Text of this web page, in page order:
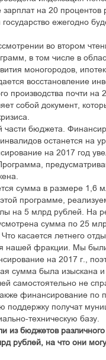
на 20 процентов
ежегодно
во втором
в том числе в
моногородов,
восстановление
производства почти на
собой документ,
бюджета.
останется на
на 2017 год
сумма в размере 1,6
программе,
на 5 млрд рублей. На
сумма по 25
касается летнего
нашей фракции. Мы
на 2017 г.,
сумма была изыскана
самостоятельно не
финансирование по
поддержку получат
техническую базу.
из бюджетов
рублей, на что они